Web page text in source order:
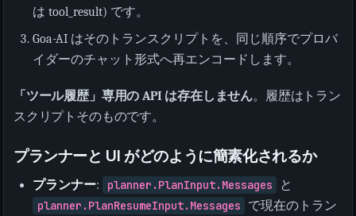
は tool_result) です。
Goa-AI はそのトランスクリプトを、同じ順序でプロバ
イダーのチャット形式へ再エンコードします。
「ツール履歴」専用の API は存在しません。履歴はトラン
スクリプトそのものです。
プランナーと UI がどのように簡素化されるか
プランナー: planner.PlanInput.Messages
と
planner.PlanResumeInput.Messages
で現在のトラン